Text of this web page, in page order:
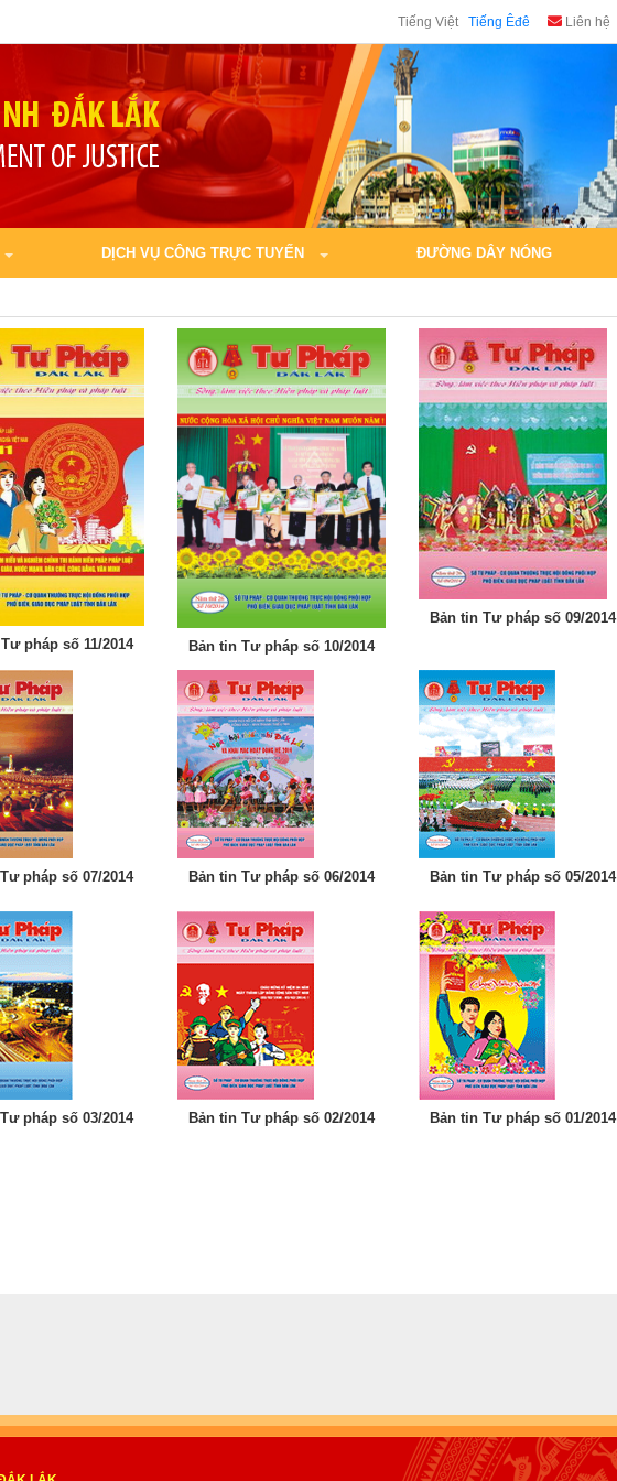
Tiếng Việt Tiếng Êđê Liên hệ
DỊCH VỤ CÔNG TRỰC TUYẾN ĐƯỜNG DÂY NÓNG
pháp số 11/2014 Bản tin Tư pháp số 10/2014
Bản tin Tư pháp số 09/2014
pháp số 07/2014 Bản tin Tư pháp số 06/2014 Bản tin Tư pháp số 05/2014
pháp số 03/2014 Bản tin Tư pháp số 02/2014 Bản tin Tư pháp số 01/2014